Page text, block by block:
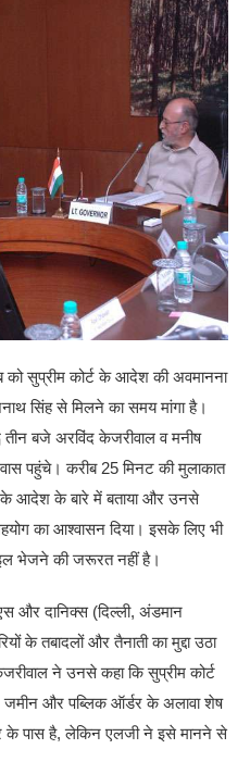
सुप्रीम कोर्ट के आदेश की अवमानना
सिंह से मिलने का समय मांगा है।
बजे अरविंद केजरीवाल व मनीष
पहुंचे। करीब 25 मिनट की मुलाकात
के आदेश के बारे में बताया और उनसे
का आश्वासन दिया। इसके लिए भी
भेजने की जरूरत नहीं है।
और दानिक्स (दिल्ली, अंडमान
के तबादलों और तैनाती का मुद्दा उठा
ने उनसे कहा कि सुप्रीम कोर्ट
जमीन और पब्लिक ऑर्डर के अलावा शेष
के पास है, लेकिन एलजी ने इसे मानने से